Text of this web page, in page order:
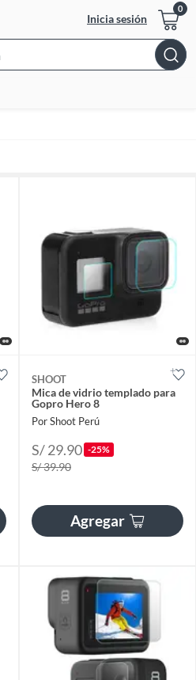
Inicia sesión
Bar
SHOOT
Mica de vidrio templado para
Gopro Hero 8
Por Shoot Perú
S/ 29.90 -25%
S/ 39.90
Agregar